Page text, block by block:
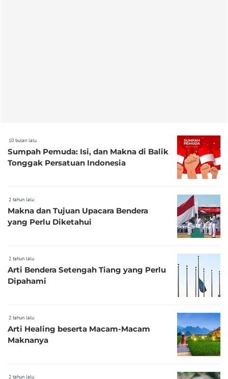
10 bulan lalu
Sumpah Pemuda: Isi, dan Makna di Balik
Tonggak Persatuan Indonesia
2 tahun lalu
Makna dan Tujuan Upacara Bendera
yang Perlu Diketahui
2 tahun lalu
Arti Bendera Setengah Tiang yang Perlu
Dipahami
2 tahun lalu
Arti Healing beserta Macam-Macam
Maknanya
2 tahun lalu